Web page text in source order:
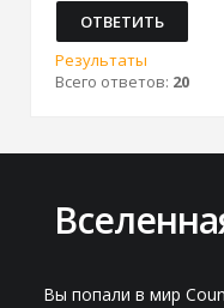
Результаты
Всего ответов: 20
Вы попали в мир